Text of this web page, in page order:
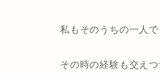
私もそのうちの一人
その時の経験も交え